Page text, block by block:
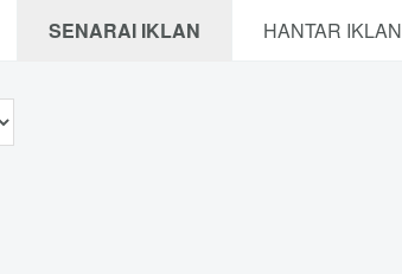
SENARAI IKLAN HANTAR IKLAN